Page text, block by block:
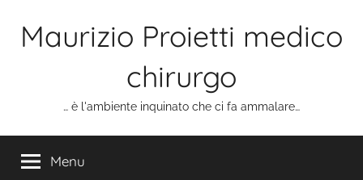
Maurizio Proietti medico
chirurgo
… è l'ambiente inquinato che ci fa ammalare…
Menu